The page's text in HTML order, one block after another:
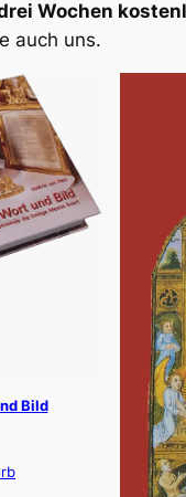
Wochen
auch uns.
Bild